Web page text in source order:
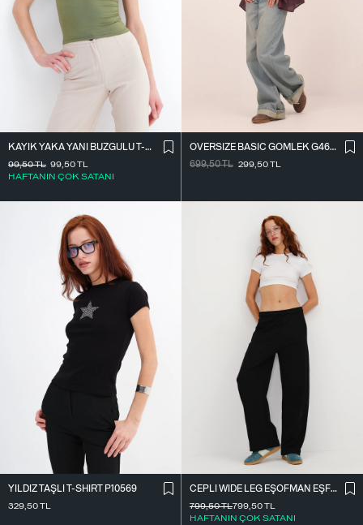
KAYIK YAKA YANI BÜZGÜLÜ T-SHIRT P0653
99,50TL
HAFTANIN ÇOK SATANI
99,50TL
OVERSIZE BASIC GÖMLEK G4612-Z2
699,50TL 299,50TL
YILDIZ TAŞLI T-SHIRT P10569
329,50TL
CEPLI WIDE LEG EŞOFMAN EŞF10487
799,50TL
HAFTANIN ÇOK SATANI
799,50TL